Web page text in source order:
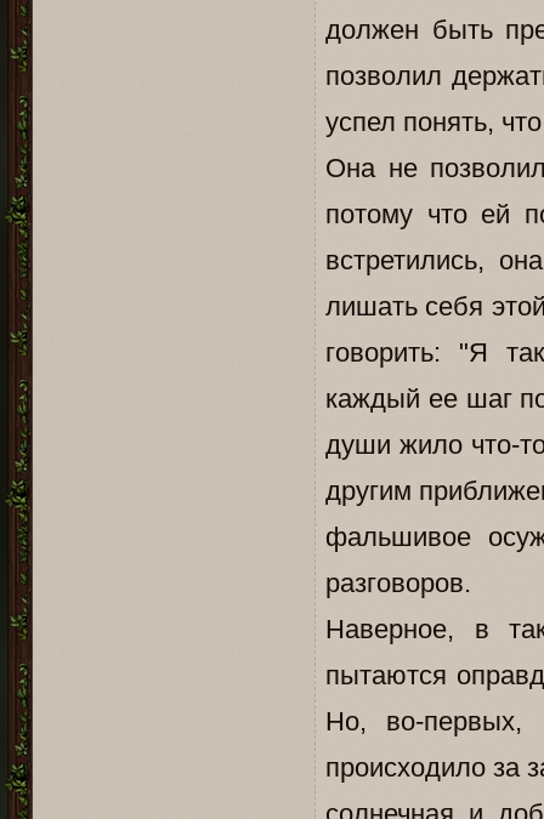
должен быть
позволил
успел понять,
Она не
потому что ей
встретились,
лишать себя
говорить: "Я
каждый ее шаг
души жило что-
другим
фальшивое
разговоров.
Наверное, в
пытаются
Но, во-первых,
происходило за